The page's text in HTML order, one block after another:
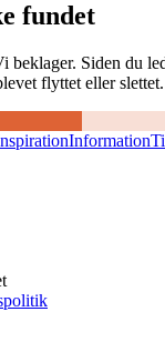
fundet
Siden du
flyttet eller slettet.
Information